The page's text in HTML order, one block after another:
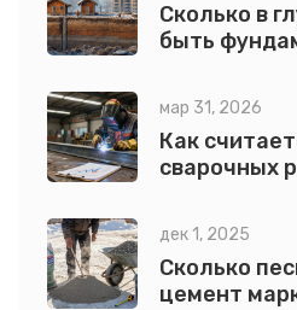
Сколько в
быть
мар 31, 2026
Как
сварочных
подводные
дек 1, 2025
Сколько
цемент